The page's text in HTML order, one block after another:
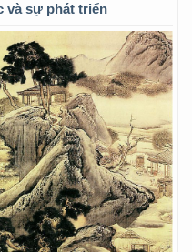
và sự phát triển